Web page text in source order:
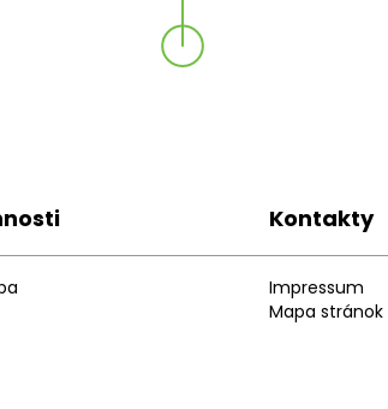
Kontakty
Impressum
Mapa stránok